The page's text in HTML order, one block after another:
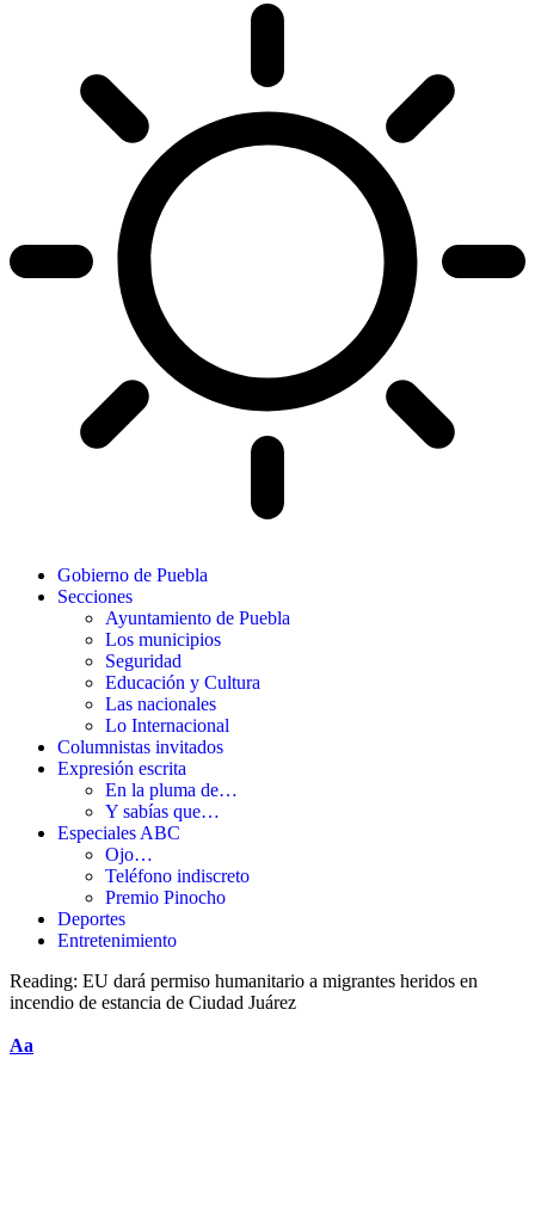
Gobierno de Puebla
Secciones
Ayuntamiento de Puebla
Los municipios
Seguridad
Educación y Cultura
Las nacionales
Lo Internacional
Columnistas invitados
Expresión escrita
En la pluma de…
Y sabías que…
Especiales ABC
Ojo…
Teléfono indiscreto
Premio Pinocho
Deportes
Entretenimiento
Reading: EU dará permiso humanitario a migrantes heridos en
incendio de estancia de Ciudad Juárez
Aa